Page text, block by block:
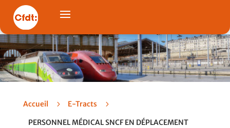
Accueil 5 E-Tracts
5
PERSONNEL MÉDICAL SNCF EN DÉPLACEMENT